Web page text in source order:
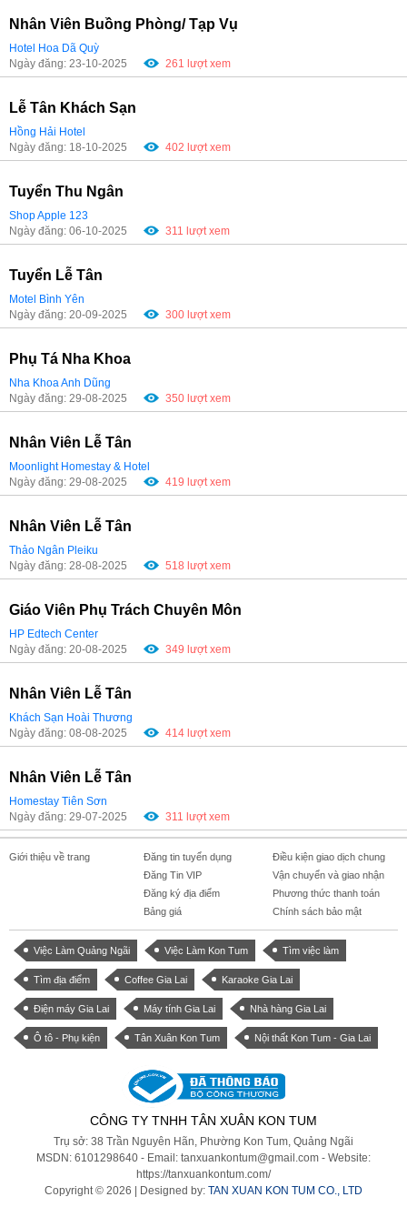
Nhân Viên Buồng Phòng/ Tạp Vụ
Hotel Hoa Dã Quỳ
Ngày đăng: 23-10-2025
261 lượt xem
Lễ Tân Khách Sạn
Hồng Hải Hotel
Ngày đăng: 18-10-2025
402 lượt xem
Tuyển Thu Ngân
Shop Apple 123
Ngày đăng: 06-10-2025
311 lượt xem
Tuyển Lễ Tân
Motel Bình Yên
Ngày đăng: 20-09-2025
300 lượt xem
Phụ Tá Nha Khoa
Nha Khoa Anh Dũng
Ngày đăng: 29-08-2025
350 lượt xem
Nhân Viên Lễ Tân
Moonlight Homestay & Hotel
Ngày đăng: 29-08-2025
419 lượt xem
Nhân Viên Lễ Tân
Thảo Ngân Pleiku
Ngày đăng: 28-08-2025
518 lượt xem
Giáo Viên Phụ Trách Chuyên Môn
HP Edtech Center
Ngày đăng: 20-08-2025
349 lượt xem
Nhân Viên Lễ Tân
Khách Sạn Hoài Thương
Ngày đăng: 08-08-2025
414 lượt xem
Nhân Viên Lễ Tân
Homestay Tiên Sơn
Ngày đăng: 29-07-2025
311 lượt xem
Giới thiệu về trang
Đăng tin tuyển dụng
Đăng Tin VIP
Đăng ký địa điểm
Bảng giá
Điều kiện giao dịch chung
Vận chuyển và giao nhận
Phương thức thanh toán
Chính sách bảo mật
Việc Làm Quảng Ngãi Việc Làm Kon Tum Tìm việc làm
Tìm địa điểm Coffee Gia Lai Karaoke Gia Lai
Điện máy Gia Lai Máy tính Gia Lai Nhà hàng Gia Lai
Ô tô - Phụ kiện Tân Xuân Kon Tum Nội thất Kon Tum - Gia Lai
CÔNG TY TNHH TÂN XUÂN KON TUM
Trụ sở: 38 Trần Nguyên Hãn, Phường Kon Tum, Quảng Ngãi
MSDN: 6101298640 - Email: tanxuankontum@gmail.com - Website:
https://tanxuankontum.com/
Copyright © 2026 | Designed by: TAN XUAN KON TUM CO., LTD